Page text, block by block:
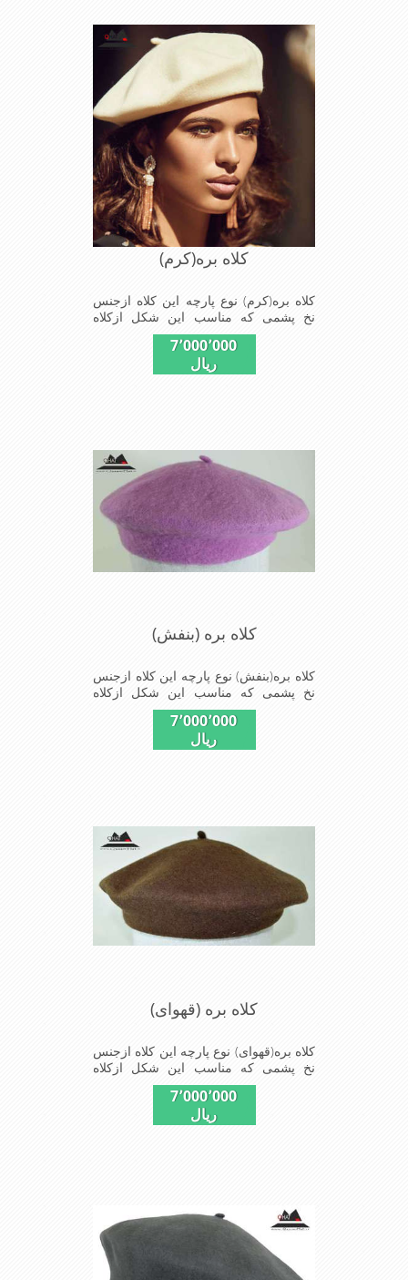
کلاه بره(کرم)
کلاه بره(کرم) نوع پارچه این کلاه ازجنس
نخ پشمی که مناسب این شکل ازکلاه
است شیک و مناسب افراد خوش پوش
جنس عالی ,بافتی مناسب,سبکی, خوش
فرمی از دیگر خصوصیات این کلاه بره می
7٬000٬000
ریال
کلاه بره (بنفش)
کلاه بره(بنفش) نوع پارچه این کلاه ازجنس
نخ پشمی که مناسب این شکل ازکلاه
است شیک و مناسب افراد خوش پوش
جنس عالی ,بافتی مناسب , سبکی, خوش
فرمی از دیگر خصوصیات این کلاه بره می
7٬000٬000
ریال
کلاه بره (قهوای)
کلاه بره(قهوای) نوع پارچه این کلاه ازجنس
نخ پشمی که مناسب این شکل ازکلاه
است شیک و مناسب افراد خوش پوش
جنس عالی ,بافتی مناسب , سبکی, خوش
فرمی از دیگر خصوصیات این کلاه بره می
7٬000٬000
ریال